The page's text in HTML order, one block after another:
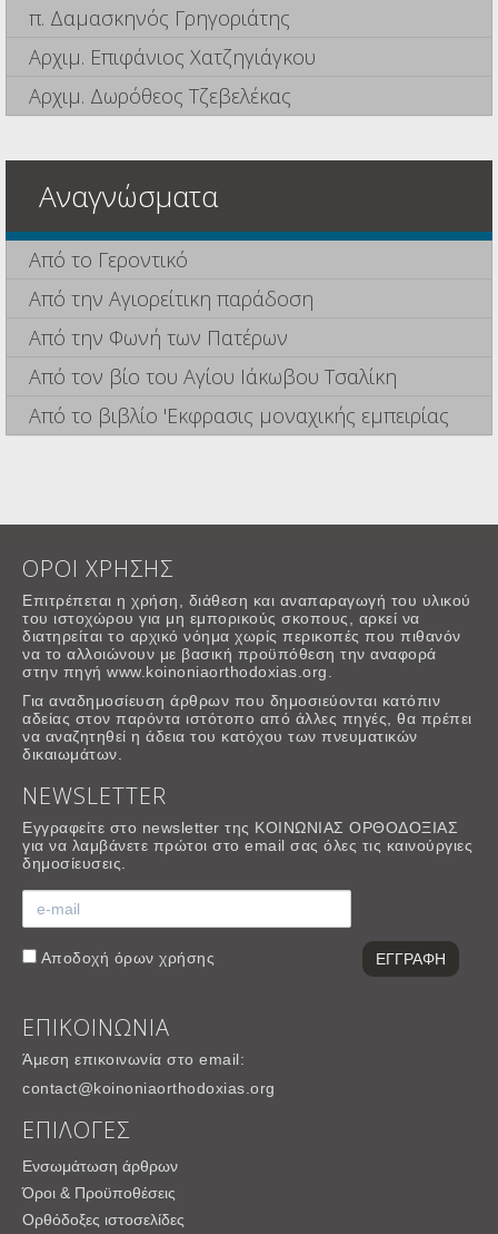
π. Δαμασκηνός Γρηγοριάτης
Αρχιμ. Επιφάνιος Χατζηγιάγκου
Αρχιμ. Δωρόθεος Τζεβελέκας
Αναγνώσματα
Από το Γεροντικό
Από την Αγιορείτικη παράδοση
Από την Φωνή των Πατέρων
Από τον βίο του Αγίου Ιάκωβου Τσαλίκη
Από το βιβλίο 'Εκφρασις μοναχικής εμπειρίας
ΟΡΟΙ ΧΡΗΣΗΣ
Επιτρέπεται η χρήση, διάθεση και αναπαραγωγή του υλικού
του ιστοχώρου για μη εμπορικούς σκοπους, αρκεί να
διατηρείται το αρχικό νόημα χωρίς περικοπές που πιθανόν
να το αλλοιώνουν με βασική προϋπόθεση την αναφορά
στην πηγή www.koinoniaorthodoxias.org.
Για αναδημοσίευση άρθρων που δημοσιεύονται κατόπιν
αδείας στον παρόντα ιστότοπο από άλλες πηγές, θα πρέπει
να αναζητηθεί η άδεια του κατόχου των πνευματικών
δικαιωμάτων.
NEWSLETTER
Εγγραφείτε στο newsletter της ΚΟΙΝΩΝΙΑΣ ΟΡΘΟΔΟΞΙΑΣ
για να λαμβάνετε πρώτοι στο email σας όλες τις καινούργιες
δημοσίευσεις.
Αποδοχή όρων χρήσης
ΕΠΙΚΟΙΝΩΝΙΑ
Άμεση επικοινωνία στο email:
contact@koinoniaorthodoxias.org
ΕΠΙΛΟΓΕΣ
Ενσωμάτωση άρθρων
Όροι & Προϋποθέσεις
Ορθόδοξες ιστοσελίδες